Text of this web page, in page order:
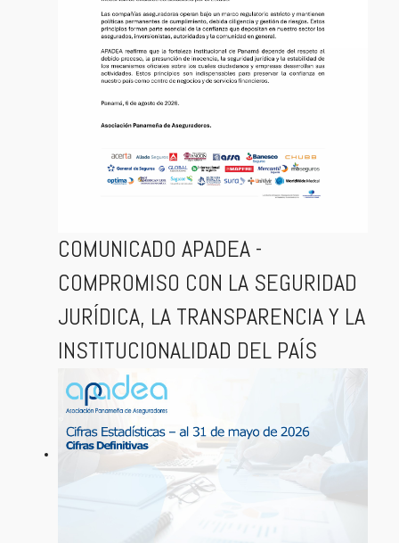
COMUNICADO APADEA -
COMPROMISO CON LA SEGURIDAD
JURÍDICA, LA TRANSPARENCIA Y LA
INSTITUCIONALIDAD DEL PAÍS